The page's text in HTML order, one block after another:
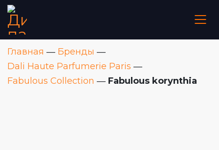
Главная ― Бренды ―
Dali Haute Parfumerie Paris ―
Fabulous Collection ― Fabulous korynthia